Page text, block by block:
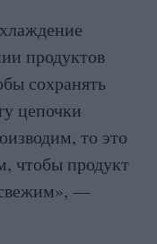
продуктов
сохранять
цепочки
то это
чтобы продукт
—